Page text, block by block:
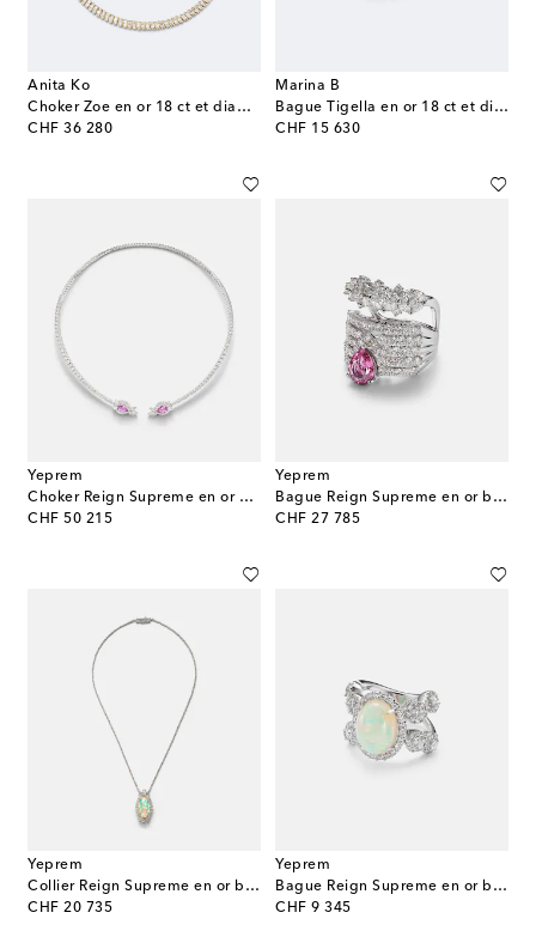
Anita Ko
Choker Zoe en or 18 ct et diamants
CHF 36 280
original price
Marina B
Bague Tigella en or 18 ct et diamants
CHF 15 630
original price
Yeprem
Choker Reign Supreme en or blanc 18 ct, saphirs et diamants
CHF 50 215
original price
Yeprem
Bague Reign Supreme en or blanc 18 ct, diamants et saphir
CHF 27 785
original price
Yeprem
Collier Reign Supreme en or blanc 18 ct, diamants et opale
CHF 20 735
original price
Yeprem
Bague Reign Supreme en or blanc 18 ct, diamants et opale
CHF 9 345
original price